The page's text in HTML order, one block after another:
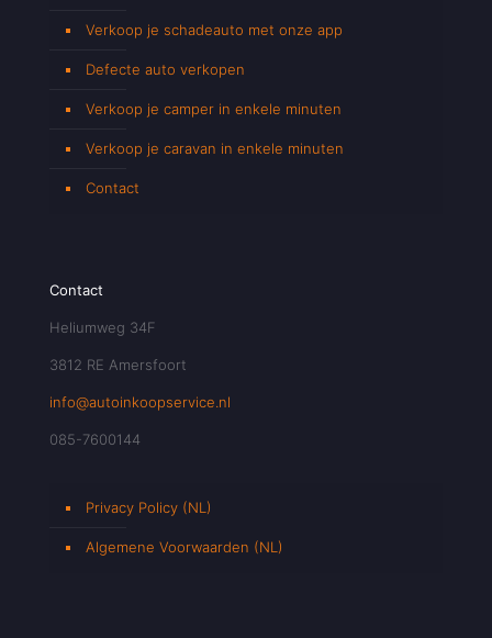
Verkoop je schadeauto met onze app
Defecte auto verkopen
Verkoop je camper in enkele minuten
Verkoop je caravan in enkele minuten
Contact
Contact
Heliumweg 34F
3812 RE Amersfoort
info@autoinkoopservice.nl
085-7600144
Privacy Policy (NL)
Algemene Voorwaarden (NL)